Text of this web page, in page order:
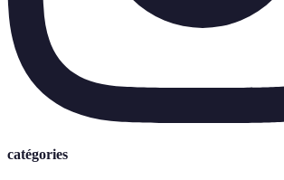
catégories